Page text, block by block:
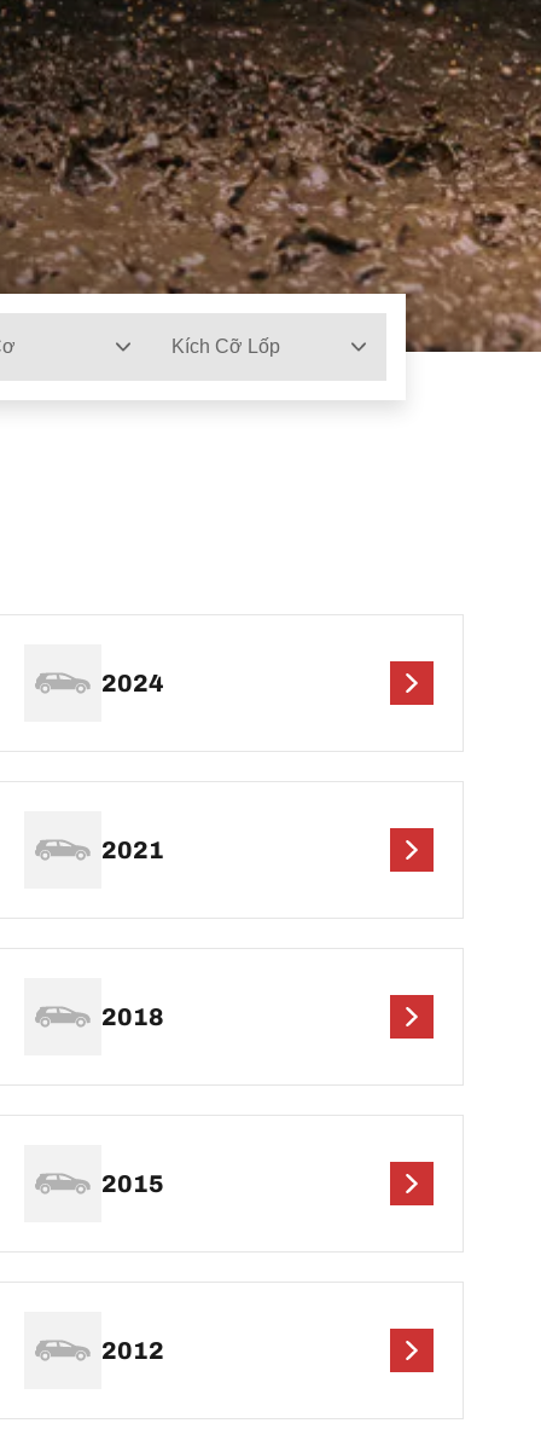
Kích Cỡ Lốp
2024
2021
2018
2015
2012